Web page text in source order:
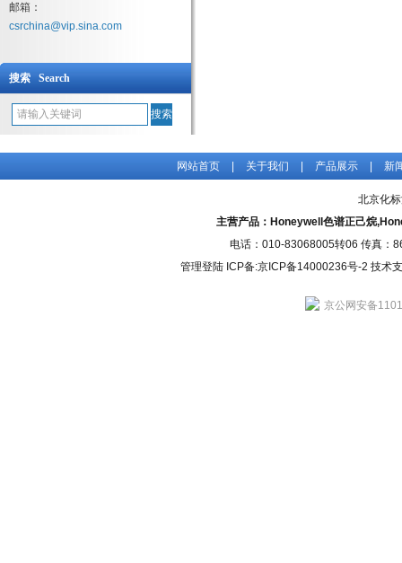
邮箱：
csrchina@vip.sina.com
搜索 Search
网站首页 关于我们 产品展示 新
北京化
主营产品：Honeywell色谱正己烷
电话：010-83068005转06 传真：
管理登陆ICP备:京ICP备14000236号-2 技术
京公网安备